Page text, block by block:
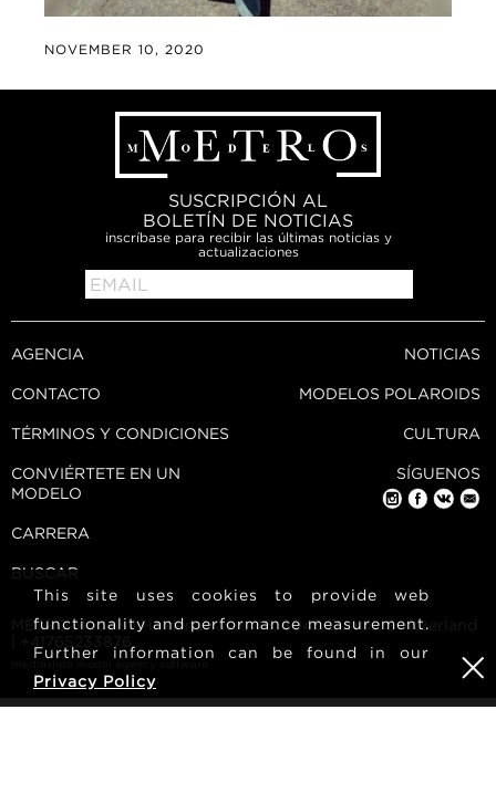
NOVEMBER 10, 2020
SUSCRIPCIÓN AL
BOLETÍN DE NOTICIAS
inscríbase para recibir las últimas noticias y
actualizaciones
AGENCIA
CONTACTO
TÉRMINOS Y CONDICIONES
NOTICIAS
MODELOS POLAROIDS
CULTURA
CONVIÉRTETE EN UN
MODELO
CARRERA
BUSCAR
SÍGUENOS
METRO Models | Haldenstrasse 46, 8045 Zurich, Switzerland
| +41765233876
This site uses cookies to provide web
functionality and performance measurement.
Further information can be found in our
Privacy Policy